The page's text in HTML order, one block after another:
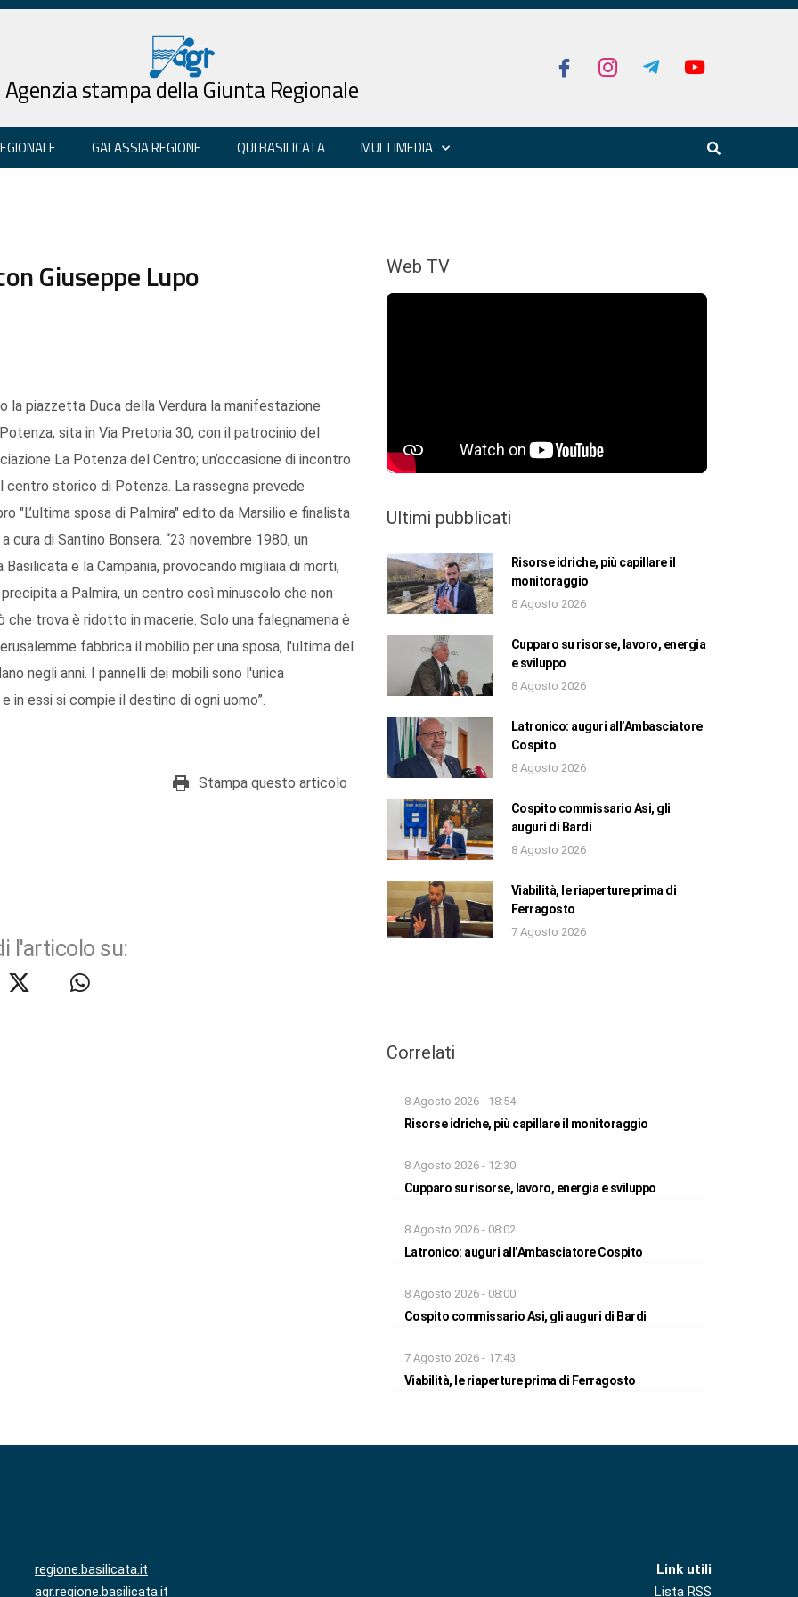
Agenzia stampa della Giunta Regionale
GALASSIA REGIONE QUI BASILICATA MULTIMEDIA
Giuseppe Lupo
la piazzetta Duca della Verdura la manifestazione
sita in Via Pretoria 30, con il patrocinio del
La Potenza del Centro; un’occasione di incontro
storico di Potenza. La rassegna prevede
"L’ultima sposa di Palmira" edito da Marsilio e finalista
di Santino Bonsera. “23 novembre 1980, un
e la Campania, provocando migliaia di morti,
a Palmira, un centro così minuscolo che non
trova è ridotto in macerie. Solo una falegnameria è
fabbrica il mobilio per una sposa, l'ultima del
negli anni. I pannelli dei mobili sono l'unica
in essi si compie il destino di ogni uomo”.
Stampa questo articolo
l'articolo su:
Web TV
Ultimi pubblicati
Risorse idriche, più capillare il
monitoraggio
8 Agosto 2026
Cupparo su risorse, lavoro, energia
e sviluppo
8 Agosto 2026
Latronico: auguri all’Ambasciatore
Cospito
8 Agosto 2026
Cospito commissario Asi, gli
auguri di Bardi
8 Agosto 2026
Viabilità, le riaperture prima di
Ferragosto
7 Agosto 2026
Correlati
8 Agosto 2026 - 18:54
Risorse idriche, più capillare il monitoraggio
8 Agosto 2026 - 12:30
Cupparo su risorse, lavoro, energia e sviluppo
8 Agosto 2026 - 08:02
Latronico: auguri all’Ambasciatore Cospito
8 Agosto 2026 - 08:00
Cospito commissario Asi, gli auguri di Bardi
7 Agosto 2026 - 17:43
Viabilità, le riaperture prima di Ferragosto
regione.basilicata.it
agr.regione.basilicata.it
Link utili
Lista RSS